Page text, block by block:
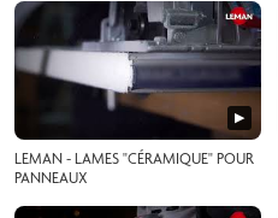
▶
LEMAN - LAMES "CÉRAMIQUE" POUR
PANNEAUX